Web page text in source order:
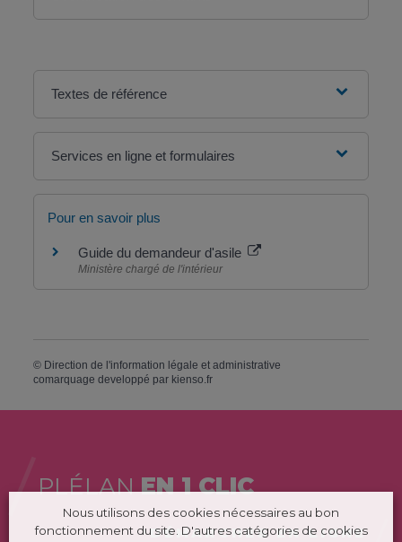
Textes de référence
Services en ligne et formulaires
Pour en savoir plus
Guide du demandeur d'asile
Ministère chargé de l'intérieur
© Direction de l'information légale et administrative
comarquage developpé par kienso.fr
PLÉLANEN 1 CLIC
DÉMARCHES EN LIGNE
Nous utilisons des cookies nécessaires au bon
fonctionnement du site. D'autres catégories de cookies